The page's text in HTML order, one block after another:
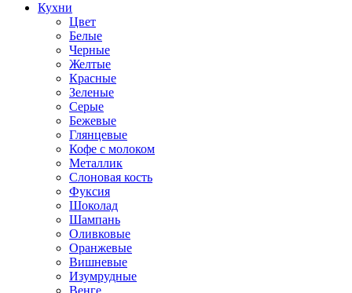
Кухни
Цвет
Белые
Черные
Желтые
Красные
Зеленые
Серые
Бежевые
Глянцевые
Кофе с молоком
Металлик
Слоновая кость
Фуксия
Шоколад
Шампань
Оливковые
Оранжевые
Вишневые
Изумрудные
Венге